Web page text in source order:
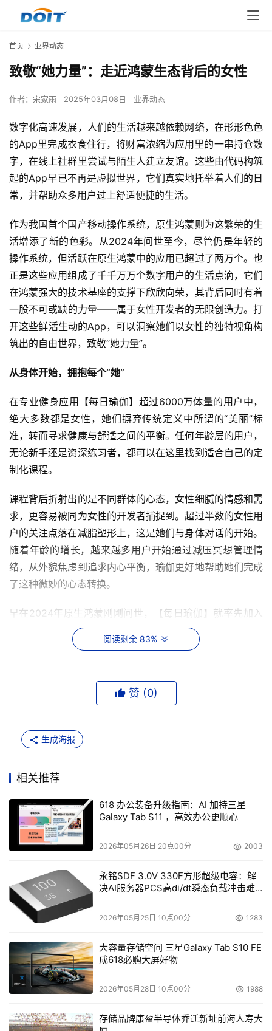
首页 业界动态
致敬“她力量”：走近鸿蒙生态背后的女性
作者： 宋家雨 2025年03月08日 业界动态
数字化高速发展，人们的生活越来越依赖网络，在形形色色
的App里完成衣食住行，将财富浓缩为应用里的一串持仓数
字，在线上社群里尝试与陌生人建立友谊。这些由代码构筑
起的App早已不再是虚拟世界，它们真实地托举着人们的日
常，并帮助众多用户过上舒适便捷的生活。
作为我国首个国产移动操作系统，原生鸿蒙则为这繁荣的生
活增添了新的色彩。从2024年问世至今，尽管仍是年轻的
操作系统，但活跃在原生鸿蒙中的应用已超过了两万个。也
正是这些应用组成了千千万万个数字用户的生活点滴，它们
在鸿蒙强大的技术基座的支撑下欣欣向荣，其背后同时有着
一股不可或缺的力量——属于女性开发者的无限创造力。打
开这些鲜活生动的App，可以洞察她们以女性的独特视角构
筑出的自由世界，致敬“她力量”。
从身体开始，拥抱每个“她”
在专业健身应用【每日瑜伽】超过6000万体量的用户中，
绝大多数都是女性，她们摒弃传统定义中所谓的“美丽”标
准，转而寻求健康与舒适之间的平衡。任何年龄层的用户，
无论新手还是资深练习者，都可以在这里找到适合自己的定
制化课程。
课程背后折射出的是不同群体的心态，女性细腻的情感和需
求，更容易被同为女性的开发者捕捉到。超过半数的女性用
户的关注点落在减脂塑形上，这是她们与身体对话的开始。
随着年龄的增长，越来越多用户开始通过减压冥想管理情
绪，从外貌焦虑到追求内心平衡，瑜伽更好地帮助她们完成
了这种微妙的心态转换。
早在2024年原生鸿蒙刚刚问世，【每日瑜伽】就率先加入
了这一生态。原生鸿蒙下的【每日瑜伽】对练习者更加友
好，用户也可以自如切换不同的终端设备，比如在手机上打
式观感体验，同时练习数据也能实时同步到穿戴设备，更好
地帮助用户探索自己的身体。
对于开发者而言，原生鸿蒙也提供了更好的便捷生态。“我
们开发一次之后，可以同步在多个设备多个版本上，节省很
生鸿蒙极大地提升了团队的开发效率，也方便开发者通过数
鸿蒙生态里有众多应用与【每日瑜伽】一样，关注着女性用
户对身体自由的诉求。日活用户超千万的【美柚】主打女性
健康，从少女的经期呵护到母亲的育儿体验，全方位覆盖，
陪伴用户从身到心的成长。【美柚】资深移动端技术专家陈
婷与众多同事一起，以鸿蒙为支点连接着用户的生活，借助
原生鸿蒙安全架构为用户打造隐私计算体系，让用户能够更
安心记录每一段特殊时期，给予她们精准且温暖的智能化守
护。
阅读剩余 83%
赞 (0)
生成海报
相关推荐
618 办公装备升级指南：AI 加持三星
Galaxy Tab S11 ，高效办公更顺心
2026年05月26日 20点00分 2003
永铭SDF 3.0V 330F方形超级电容：解
决AI服务器PCS高di/dt瞬态负载冲击难
2026年05月25日 10点00分 1283
大容量存储空间 三星Galaxy Tab S10 FE
成618必购大屏好物
2026年05月28日 10点00分 1988
存储品牌康盈半导体乔迁新址前海人寿大